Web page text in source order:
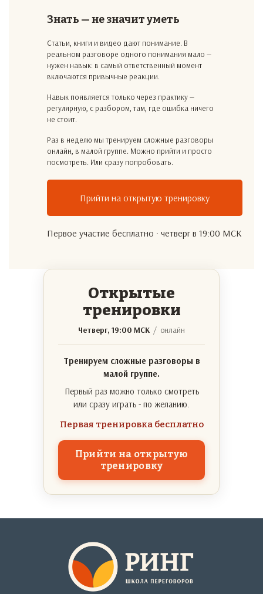
Знать — не значит уметь
Статьи, книги и видео дают понимание. В
реальном разговоре одного понимания мало —
нужен навык: в самый ответственный момент
включаются привычные реакции.
Навык появляется только через практику —
регулярную, с разбором, там, где ошибка ничего
не стоит.
Раз в неделю мы тренируем сложные разговоры
онлайн, в малой группе. Можно прийти и просто
посмотреть. Или сразу попробовать.
Прийти на открытую тренировку
Первое участие бесплатно · четверг в 19:00 МСК
Открытые
тренировки
Четверг, 19:00 МСК / онлайн
Тренируем сложные разговоры в
малой группе.
Первый раз можно только смотреть
или сразу играть - по желанию.
Первая тренировка бесплатно
Прийти на открытую
тренировку